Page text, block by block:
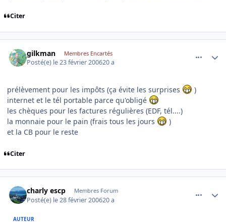
Citer
gilkman Membres Encartés
Posté(e) le 23 février 200620 a
prélèvement pour les impôts (ça évite les surprises
)
internet et le tél portable parce qu'obligé
les chèques pour les factures régulières (EDF, tél....)
la monnaie pour le pain (frais tous les jours
)
et la CB pour le reste
Citer
charly escp Membres Forum
Posté(e) le 28 février 200620 a
AUTEUR